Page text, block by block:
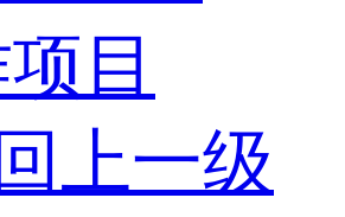
目
上一级